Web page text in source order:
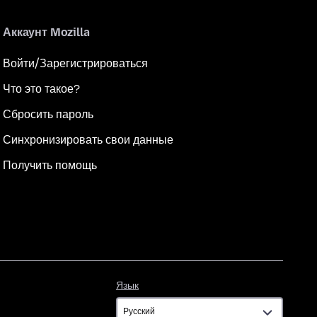
Аккаунт Mozilla
Войти/Зарегистрироваться
Что это такое?
Сбросить пароль
Синхронизировать свои данные
Получить помощь
Язык